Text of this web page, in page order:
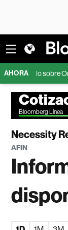
AHORAsobre Ormuz
Bloomberg Línea
Necessity
AFIN